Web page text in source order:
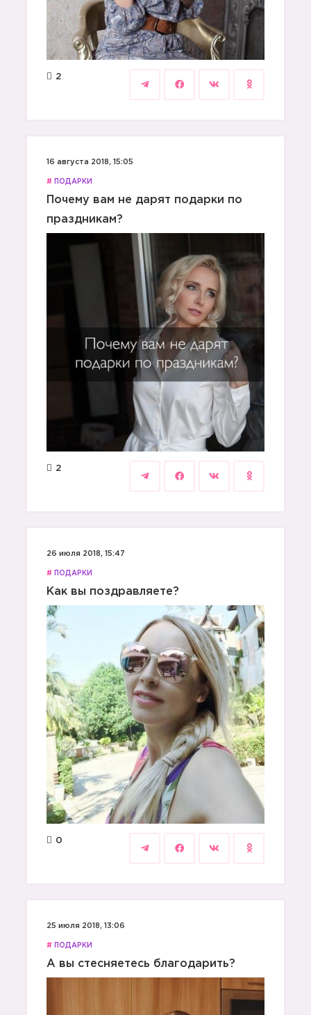
2
16 августа 2018, 15:05
# ПОДАРКИ
Почему вам не дарят подарки по
праздникам?
2
26 июля 2018, 15:47
# ПОДАРКИ
Как вы поздравляете?
0
25 июля 2018, 13:06
# ПОДАРКИ
А вы стесняетесь благодарить?